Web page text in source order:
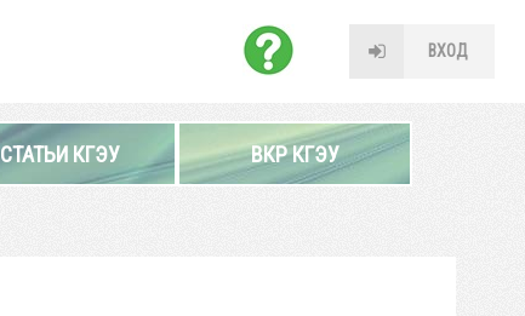
ВХОД
СТАТЬИ КГЭУ ВКР КГЭУ